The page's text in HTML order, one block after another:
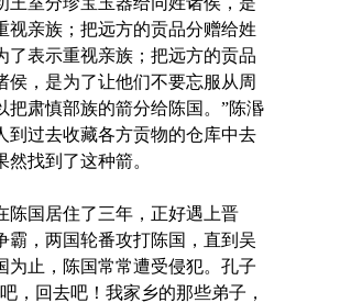
视亲族；把远方的贡品分赠给姓
了表示重视亲族；把远方的贡品
侯，是为了让他们不要忘服从周
把肃慎部族的箭分给陈国。”陈湣
到过去收藏各方贡物的仓库中去
然找到了这种箭。
国居住了三年，正好遇上晋
霸，两国轮番攻打陈国，直到吴
为止，陈国常常遭受侵犯。孔子
，回去吧！我家乡的那些弟子，